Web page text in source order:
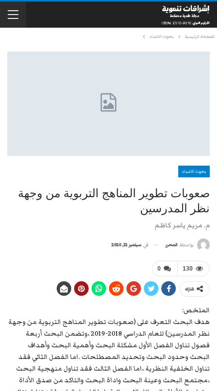
الصفحة الرئيسية بحوث الاعداد
بحوث الاعداد
صعوبات تطوير المناهج التربوية من وجهة
نظر المدرسين
م. مريم ياسر كاظم
بواسطة المحرر في سبتمبر 12, 2020
0 130
شارك
الملخص:
هدف البحث التعرف على (صعوبات تطوير المناهج التربوية من وجهة
نظر المدرسين) للعام الدراسي 2018-2019 ،وتضمن البحث أربعة
فصول تناول الفصل الأول مشكلة البحث وأهمية البحث وأهداف
البحث وحدود البحث وتحديد المصطلحات .اما الفصل الثاني فقد
تناول الخلفية النظرية ،اما الفصل الثالث فقد تناول منهجية البحث
،مجتمع البحث وعينة البحث واداة البحث والتاكد من صدق الأداة